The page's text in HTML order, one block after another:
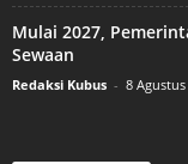
Mulai 2027,
Sewaan
Redaksi Kubus - 8 Agustus